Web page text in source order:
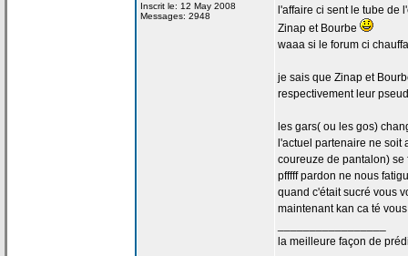
Inscrit le: 12 May 2008
Messages: 2948
l'affaire ci sent le tube de
Zinap et Bourbe
waaa si le forum ci
je sais que Zinap et
respectivement leur
les gars( ou les gos)
l'actuel partenaire ne soit
coureuze de pantalon) se
pfffff pardon ne nous
quand c'était sucré vous
maintenant kan ca té
la meilleure façon de